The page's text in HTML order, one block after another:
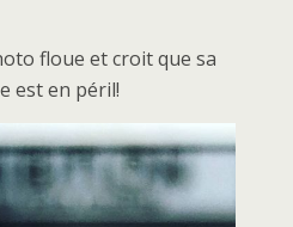
floue et croit que sa
est en péril!